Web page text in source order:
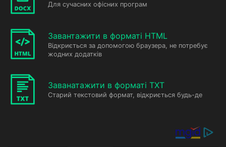
Для сучасних офісних програм
Завантажити в форматі HTML
Відкриється за допомогою браузера, не потребує
жодних додатків
Заванатажити в форматі TXT
Старий текстовий формат, відкриється будь-де